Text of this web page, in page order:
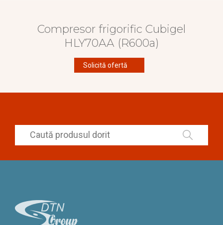
Compresor frigorific Cubigel
HLY70AA (R600a)
Solicită ofertă